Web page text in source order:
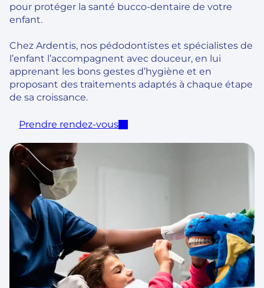
pour protéger la santé bucco-dentaire de votre
enfant.
Chez Ardentis, nos pédodontistes et spécialistes de
l’enfant l’accompagnent avec douceur, en lui
apprenant les bons gestes d’hygiène et en
proposant des traitements adaptés à chaque étape
de sa croissance.
Prendre rendez-vous